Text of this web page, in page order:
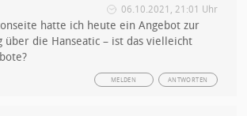
06.10.2021, 21:01 Uhr
hatte ich heute ein Angebot zur
über die Hanseatic – ist das vielleicht
ANTWORTEN
MELDEN